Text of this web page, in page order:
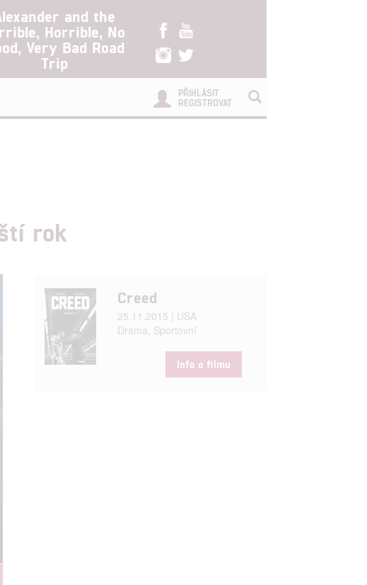
and the
Horrible, No
Very Bad Road
Trip
PŘIHLÁSIT
REGISTROVAT
rok
Creed
25.11.2015 | USA
Drama, Sportovní
Info o filmu